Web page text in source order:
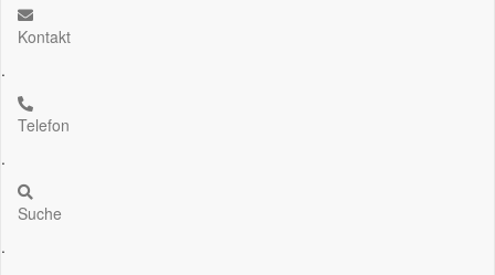
Kontakt
.
Telefon
.
Suche
.